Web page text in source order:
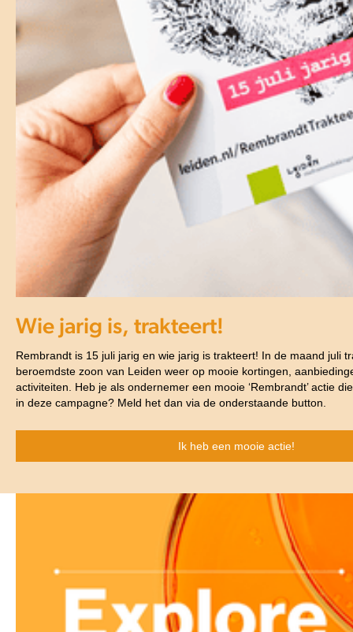
Wie jarig is, trakteert!
Rembrandt is 15 juli jarig en wie jarig is trakteert! In de maand juli
beroemdste zoon van Leiden weer op mooie kortingen,
activiteiten. Heb je als ondernemer een mooie ‘Rembrandt’ actie
in deze campagne? Meld het dan via de onderstaande button.
Ik heb een mooie actie!